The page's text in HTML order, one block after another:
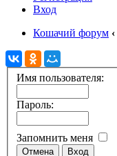
Вход
Кошачий форум ‹
Имя пользователя:
Пароль:
Запомнить меня